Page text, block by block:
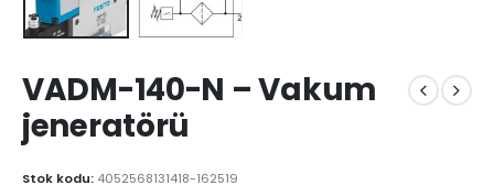
VADM-140-N – Vakum
jeneratörü
Stok kodu: 4052568131418-162519